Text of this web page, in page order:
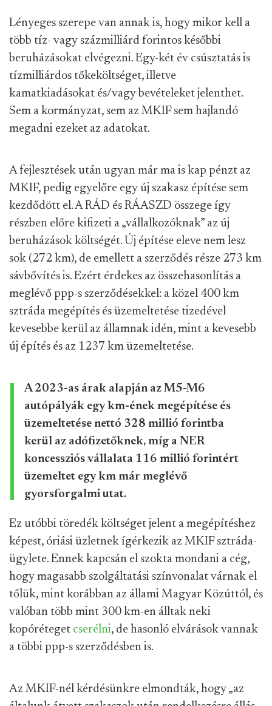
Lényeges szerepe van annak is, hogy mikor kell a
több tíz- vagy százmilliárd forintos későbbi
beruházásokat elvégezni. Egy-két év csúsztatás is
tízmilliárdos tőkeköltséget, illetve
kamatkiadásokat és/vagy bevételeket jelenthet.
Sem a kormányzat, sem az MKIF sem hajlandó
megadni ezeket az adatokat.
A fejlesztések után ugyan már ma is kap pénzt az
MKIF, pedig egyelőre egy új szakasz építése sem
kezdődött el. A RÁD és RÁASZD összege így
részben előre kifizeti a „vállalkozóknak” az új
beruházások költségét. Új építése eleve nem lesz
sok (272 km), de emellett a szerződés része 273 km
sávbővítés is. Ezért érdekes az összehasonlítás a
meglévő ppp-s szerződésekkel: a közel 400 km
sztráda megépítés és üzemeltetése tizedével
kevesebbe kerül az államnak idén, mint a kevesebb
új építés és az 1237 km üzemeltetése.
A 2023-as árak alapján az M5-M6
autópályák egy km-ének megépítése és
üzemeltetése nettó 328 millió forintba
kerül az adófizetőknek, míg a NER
koncessziós vállalata 116 millió forintért
üzemeltet egy km már meglévő
gyorsforgalmi utat.
Ez utóbbi töredék költséget jelent a megépítéshez
képest, óriási üzletnek ígérkezik az MKIF sztráda-
ügylete. Ennek kapcsán el szokta mondani a cég,
hogy magasabb szolgáltatási színvonalat várnak el
tőlük, mint korábban az állami Magyar Közúttól, és
valóban több mint 300 km-en álltak neki
kopóréteget cserélni, de hasonló elvárások vannak
a többi ppp-s szerződésben is.
Az MKIF-nél kérdésünkre elmondták, hogy „az